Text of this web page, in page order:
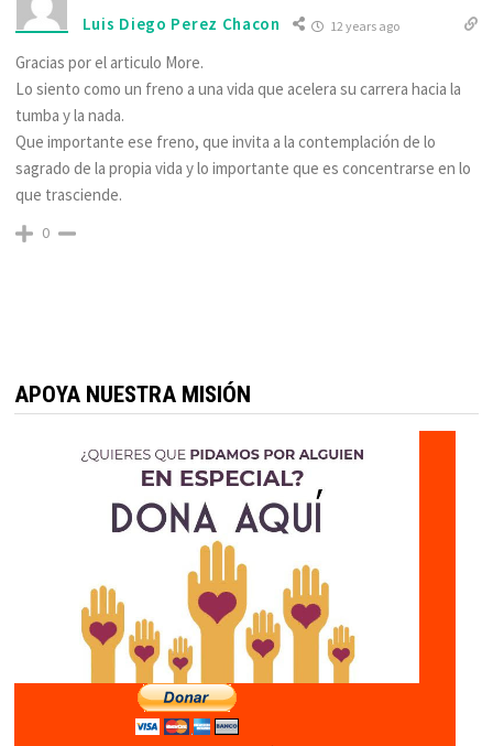
Luis Diego Perez Chacon 12 years ago
Gracias por el articulo More.
Lo siento como un freno a una vida que acelera su carrera hacia la
tumba y la nada.
Que importante ese freno, que invita a la contemplación de lo
sagrado de la propia vida y lo importante que es concentrarse en lo
que trasciende.
0
APOYA NUESTRA MISIÓN